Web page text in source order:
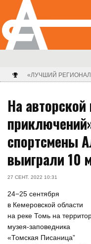
«ЛУЧШИЙ
На
спортсмены
выиграли 10
27 СЕНТ. 2022 10:31
24−25 сентября
в Кемеровской области
на реке Томь на
музея-заповедника
«Томская Писаница”